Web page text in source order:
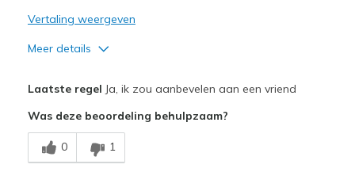
Vertaling weergeven
Meer details
Comfortable
Stylish
Laatste regel Ja, ik zou aanbevelen aan een vriend
Was deze beoordeling behulpzaam?
0 1